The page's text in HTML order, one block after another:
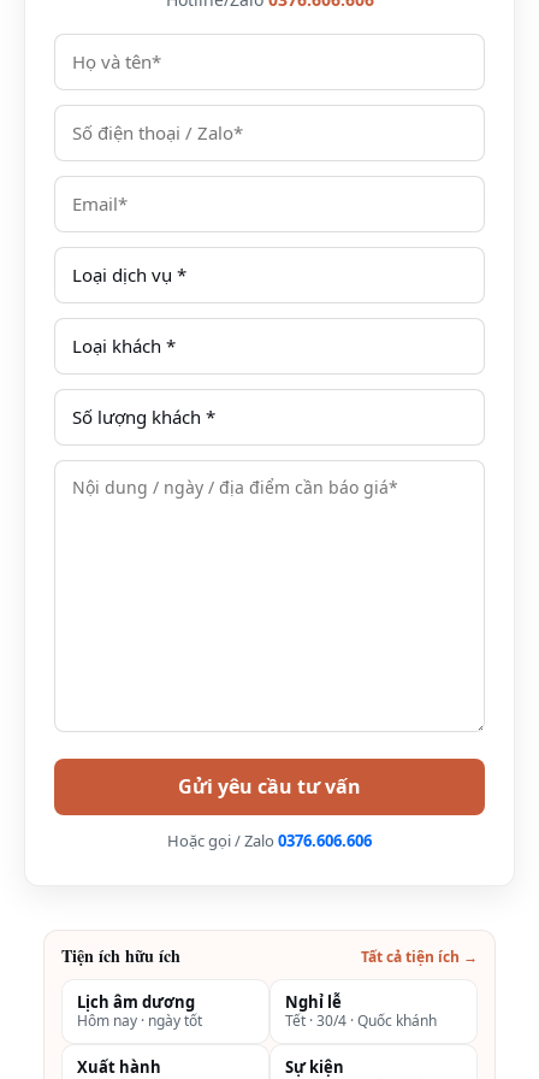
Với khoảng cách 140km, bạn sẽ mất khoảng 3 giờ
đồng hồ lái xe từ trung tâm thành phố Hà Nội để lên
đến Mai Châu.
Ô tô là phương tiện an toàn cho việc di chuyển khá xa
như vậy, mà bạn cũng có thêm đem theo nhiều hành
lý hơn để nghỉ dưỡng dài ngày.
Xe khách
Nếu không có phương tiện cá nhân mà lại ngại đi xe
máy đường dài thì xe khách là lựa chọn tuyệt vời.
Các tuyến xe chạy qua Mai Châu xuất phát từ bến xe
Mỹ Đình và bến xe Yên Nghĩa có rất nhiều khung giờ
khác nhau trong ngày, bạn chỉ cần chủ động đặt chỗ
trước để không bị lỡ kế hoạch.
Xe máy
Bình (5 sao) – ở đâu, có gì, giá bao nhiêu, kinh
nghiệm du lịch
Di chuyển tại Mai Châu Hideaway Resort
trường, không gây ra khói bụi và tiếng ồn.
Thong dong đạp xe cùng ngắm cảnh núi rừng và hít
thở không khí trong lành sẽ là một trải nghiệm tuyệt
vời. Dịch vụ cho thuê xe đạp ở đây luôn sẵn có với giá
cả phải chăng chỉ từ 30.000đ/xe/giờ hoặc thuê cả
Hoặc gọi / Zalo 0376.606.606
Tiện ích hữu ích Tất cả tiện ích →
Lịch âm dương
Hôm nay · ngày tốt
Nghỉ lễ
Tết · 30/4 · Quốc khánh
Xuất hành Sự kiện